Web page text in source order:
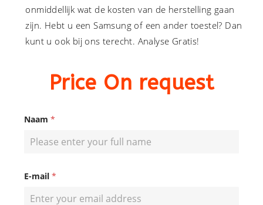
onmiddellijk wat de kosten van de herstelling gaan
zijn. Hebt u een Samsung of een ander toestel? Dan
kunt u ook bij ons terecht. Analyse Gratis!
Price On request
Naam*
E-mail*